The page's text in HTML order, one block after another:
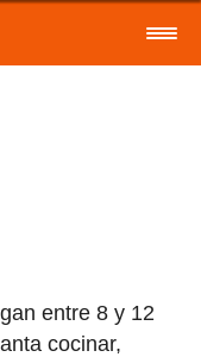
entre 8 y 12
cocinar,